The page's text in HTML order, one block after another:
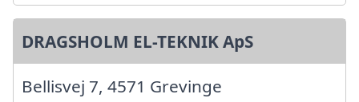
DRAGSHOLM EL-TEKNIK ApS
Bellisvej 7, 4571 Grevinge